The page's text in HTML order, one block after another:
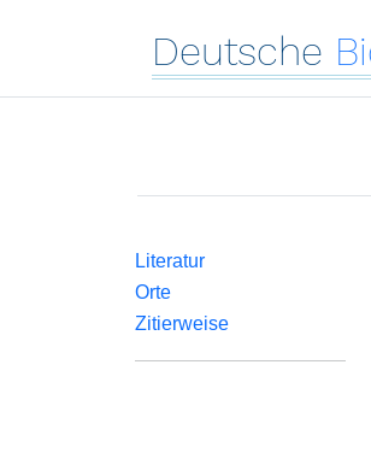
Deutsche
Literatur
Orte
Zitierweise